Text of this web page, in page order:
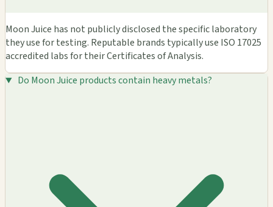
Moon Juice has not publicly disclosed the specific laboratory
they use for testing. Reputable brands typically use ISO 17025
accredited labs for their Certificates of Analysis.
Do Moon Juice products contain heavy metals?